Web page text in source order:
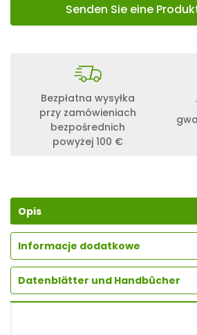
Senden Sie eine
Bezpłatna wysyłka
przy zamówieniach
bezpośrednich
powyżej 100 €
Opis
Informacje dodatkowe
Datenblätter und Handbücher